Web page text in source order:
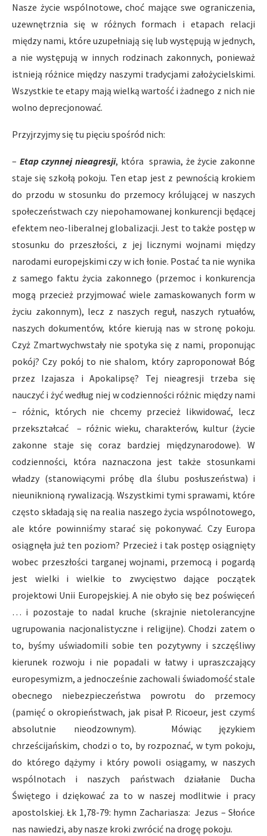
Nasze życie wspólnotowe, choć mające swe ograniczenia,
uzewnętrznia się w różnych formach i etapach relacji
między nami, które uzupełniają się lub występują w jednych,
a nie występują w innych rodzinach zakonnych, ponieważ
istnieją różnice między naszymi tradycjami założycielskimi.
Wszystkie te etapy mają wielką wartość i żadnego z nich nie
wolno deprecjonować.
Przyjrzyjmy się tu pięciu spośród nich:
– Etap czynnej nieagresji, która sprawia, że życie zakonne
staje się szkołą pokoju. Ten etap jest z pewnością krokiem
do przodu w stosunku do przemocy królującej w naszych
społeczeństwach czy niepohamowanej konkurencji będącej
efektem neo-liberalnej globalizacji. Jest to także postęp w
stosunku do przeszłości, z jej licznymi wojnami między
narodami europejskimi czy w ich łonie. Postać ta nie wynika
z samego faktu życia zakonnego (przemoc i konkurencja
mogą przecież przyjmować wiele zamaskowanych form w
życiu zakonnym), lecz z naszych reguł, naszych rytuałów,
naszych dokumentów, które kierują nas w stronę pokoju.
Czyż Zmartwychwstały nie spotyka się z nami, proponując
pokój? Czy pokój to nie shalom, który zaproponował Bóg
przez Izajasza i Apokalipsę? Tej nieagresji trzeba się
nauczyć i żyć według niej w codzienności różnic między nami
– różnic, których nie chcemy przecież likwidować, lecz
przekształcać – różnic wieku, charakterów, kultur (życie
zakonne staje się coraz bardziej międzynarodowe). W
codzienności, która naznaczona jest także stosunkami
władzy (stanowiącymi próbę dla ślubu posłuszeństwa) i
nieuniknioną rywalizacją. Wszystkimi tymi sprawami, które
często składają się na realia naszego życia wspólnotowego,
ale które powinniśmy starać się pokonywać. Czy Europa
osiągnęła już ten poziom? Przecież i tak postęp osiągnięty
wobec przeszłości targanej wojnami, przemocą i pogardą
jest wielki i wielkie to zwycięstwo dające początek
projektowi Unii Europejskiej. A nie obyło się bez poświęceń
… i pozostaje to nadal kruche (skrajnie nietolerancyjne
ugrupowania nacjonalistyczne i religijne). Chodzi zatem o
to, byśmy uświadomili sobie ten pozytywny i szczęśliwy
kierunek rozwoju i nie popadali w łatwy i upraszczający
europesymizm, a jednocześnie zachowali świadomość stale
obecnego niebezpieczeństwa powrotu do przemocy
(pamięć o okropieństwach, jak pisał P. Ricoeur, jest czymś
absolutnie nieodzownym). Mówiąc językiem
chrześcijańskim, chodzi o to, by rozpoznać, w tym pokoju,
do którego dążymy i który powoli osiągamy, w naszych
wspólnotach i naszych państwach działanie Ducha
Świętego i dziękować za to w naszej modlitwie i pracy
apostolskiej. Łk 1,78-79: hymn Zachariasza: Jezus – Słońce
nas nawiedzi, aby nasze kroki zwrócić na drogę pokoju.